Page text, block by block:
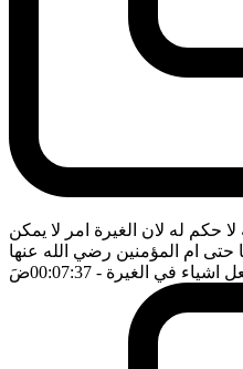
حكم له لان الغيرة امر لا يمكن
ام المؤمنين رضي الله عنها
اشياء في الغيرة - 00:07:37 ضَ